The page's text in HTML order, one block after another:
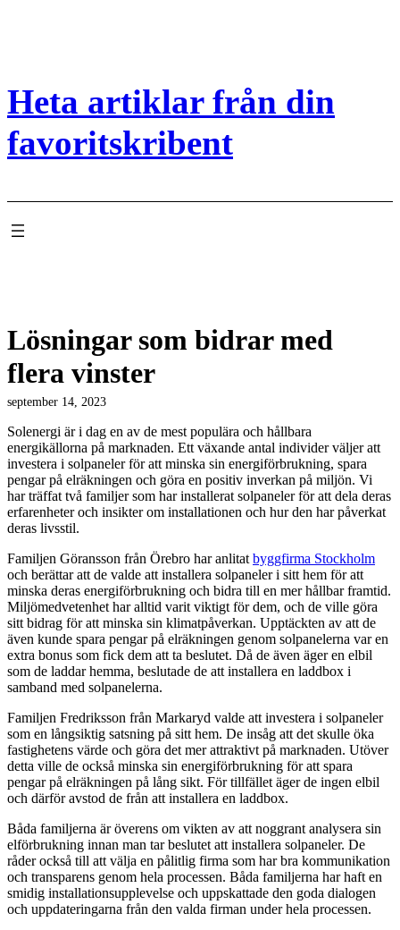
Heta artiklar från din
favoritskribent
Lösningar som bidrar med
flera vinster
september 14, 2023
Solenergi är i dag en av de mest populära och hållbara
energikällorna på marknaden. Ett växande antal individer väljer att
investera i solpaneler för att minska sin energiförbrukning, spara
pengar på elräkningen och göra en positiv inverkan på miljön. Vi
har träffat två familjer som har installerat solpaneler för att dela deras
erfarenheter och insikter om installationen och hur den har påverkat
deras livsstil.
Familjen Göransson från Örebro har anlitat byggfirma Stockholm
och berättar att de valde att installera solpaneler i sitt hem för att
minska deras energiförbrukning och bidra till en mer hållbar framtid.
Miljömedvetenhet har alltid varit viktigt för dem, och de ville göra
sitt bidrag för att minska sin klimatpåverkan. Upptäckten av att de
även kunde spara pengar på elräkningen genom solpanelerna var en
extra bonus som fick dem att ta beslutet. Då de även äger en elbil
som de laddar hemma, beslutade de att installera en laddbox i
samband med solpanelerna.
Familjen Fredriksson från Markaryd valde att investera i solpaneler
som en långsiktig satsning på sitt hem. De insåg att det skulle öka
fastighetens värde och göra det mer attraktivt på marknaden. Utöver
detta ville de också minska sin energiförbrukning för att spara
pengar på elräkningen på lång sikt. För tillfället äger de ingen elbil
och därför avstod de från att installera en laddbox.
Båda familjerna är överens om vikten av att noggrant analysera sin
elförbrukning innan man tar beslutet att installera solpaneler. De
råder också till att välja en pålitlig firma som har bra kommunikation
och transparens genom hela processen. Båda familjerna har haft en
smidig installationsupplevelse och uppskattade den goda dialogen
och uppdateringarna från den valda firman under hela processen.